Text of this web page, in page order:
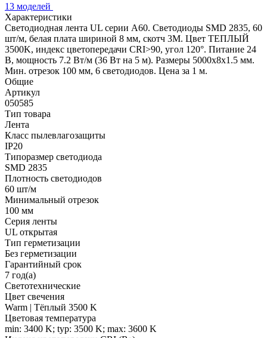
13 моделей
Характеристики
Светодиодная лента UL серии A60. Светодиоды SMD 2835, 60
шт/м, белая плата шириной 8 мм, скотч 3M. Цвет ТЕПЛЫЙ
3500K, индекс цветопередачи CRI>90, угол 120°. Питание 24
В, мощность 7.2 Вт/м (36 Вт на 5 м). Размеры 5000x8x1.5 мм.
Мин. отрезок 100 мм, 6 светодиодов. Цена за 1 м.
Общие
Артикул
050585
Тип товара
Лента
Класс пылевлагозащиты
IP20
Типоразмер светодиода
SMD 2835
Плотность светодиодов
60 шт/м
Минимальный отрезок
100 мм
Серия ленты
UL открытая
Тип герметизации
Без герметизации
Гарантийный срок
7 год(а)
Светотехнические
Цвет свечения
Warm | Тёплый 3500 K
Цветовая температура
min: 3400 K; typ: 3500 K; max: 3600 K